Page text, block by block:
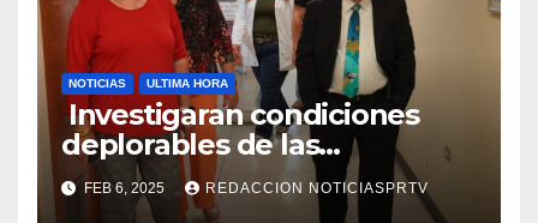
NOTICIAS ULTIMA HORA
Investigaran condiciones
deplorables de las
facilidades el Departamento
de la Salud en Mayagüez
FEB 6, 2025 REDACCION NOTICIASPRTV